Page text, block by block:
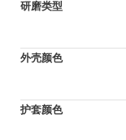
研磨类型
外壳颜色
护套颜色